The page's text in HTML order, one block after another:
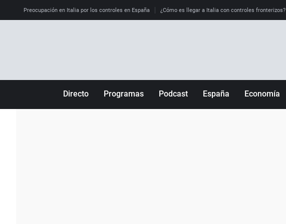
Preocupación en Italia por los controles en España ¿Cómo es llegar a Italia con controles fronterizos?
Directo Programas Podcast España Economía